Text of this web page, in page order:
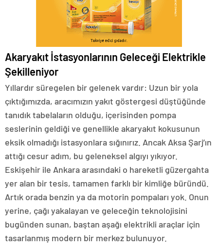
Akaryakıt İstasyonlarının Geleceği Elektrikle
Şekilleniyor
Yıllardır süregelen bir gelenek vardır: Uzun bir yola
çıktığımızda, aracımızın yakıt göstergesi düştüğünde
tanıdık tabelaların olduğu, içerisinden pompa
seslerinin geldiği ve genellikle akaryakıt kokusunun
eksik olmadığı istasyonlara sığınırız. Ancak Aksa Şarj’ın
attığı cesur adım, bu geleneksel algıyı yıkıyor.
Eskişehir ile Ankara arasındaki o hareketli güzergahta
yer alan bir tesis, tamamen farklı bir kimliğe büründü.
Artık orada benzin ya da motorin pompaları yok. Onun
yerine, çağı yakalayan ve geleceğin teknolojisini
bugünden sunan, baştan aşağı elektrikli araçlar için
tasarlanmış modern bir merkez bulunuyor.